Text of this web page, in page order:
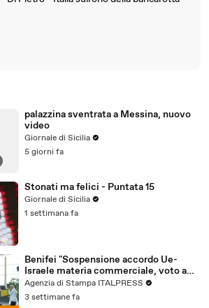
palazzina sventrata a Messina, nuovo
video
Giornale di Sicilia
5 giorni fa
Stonati ma felici - Puntata 15
Giornale di Sicilia
1 settimana fa
Benifei "Sospensione accordo Ue-
Israele materia commerciale, voto a
maggioranza"
Agenzia di Stampa ITALPRESS
3 settimane fa